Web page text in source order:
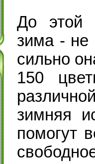
До этой
зима - не
сильно
150
зимняя
помогут